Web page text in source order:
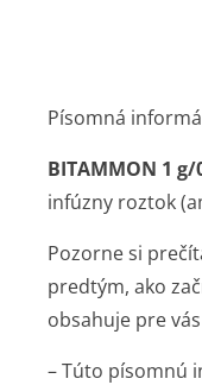
Písomná
BITAMMON 1 g/
infúzny roztok
Pozorne si
predtým, ako
obsahuje pre
– Túto písomnú